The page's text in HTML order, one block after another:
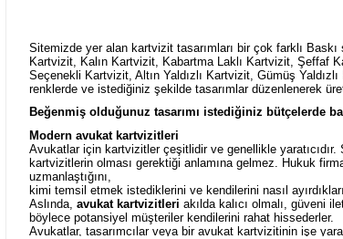
Sitemizde yer alan kartvizit tasarımları bir çok farklı
Kartvizit, Kalın Kartvizit, Kabartma Laklı Kartvizit, Şeffaf
Seçenekli Kartvizit, Altın Yaldızlı Kartvizit, Gümüş
renklerde ve istediğiniz şekilde tasarımlar düzenlenerek
Beğenmiş olduğunuz tasarımı istediğiniz bütçelerde
Modern avukat kartvizitleri
Avukatlar için kartvizitler çeşitlidir ve genellikle yaratıcıdır.
kartvizitlerin olması gerektiği anlamına gelmez. Hukuk
uzmanlaştığını,
kimi temsil etmek istediklerini ve kendilerini nasıl
Aslında, avukat kartvizitleri akılda kalıcı olmalı, güveni
böylece potansiyel müşteriler kendilerini rahat hissederler.
Avukatlar, tasarımcılar veya bir avukat kartvizitinin işe